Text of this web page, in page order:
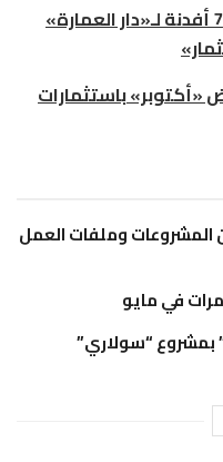
19 فداناً لـ«بيتا إيجيبت» بأكتوبر و7 أفدنة لـ«دار العمارة»
على أرض «أكتوبر» باستثمارات
المشروعات وملفات العمل
بمشروع “سولاري”